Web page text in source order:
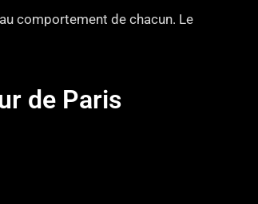
comportement de chacun. Le
de Paris